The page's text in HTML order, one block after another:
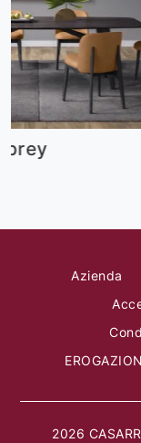
Azienda
2026